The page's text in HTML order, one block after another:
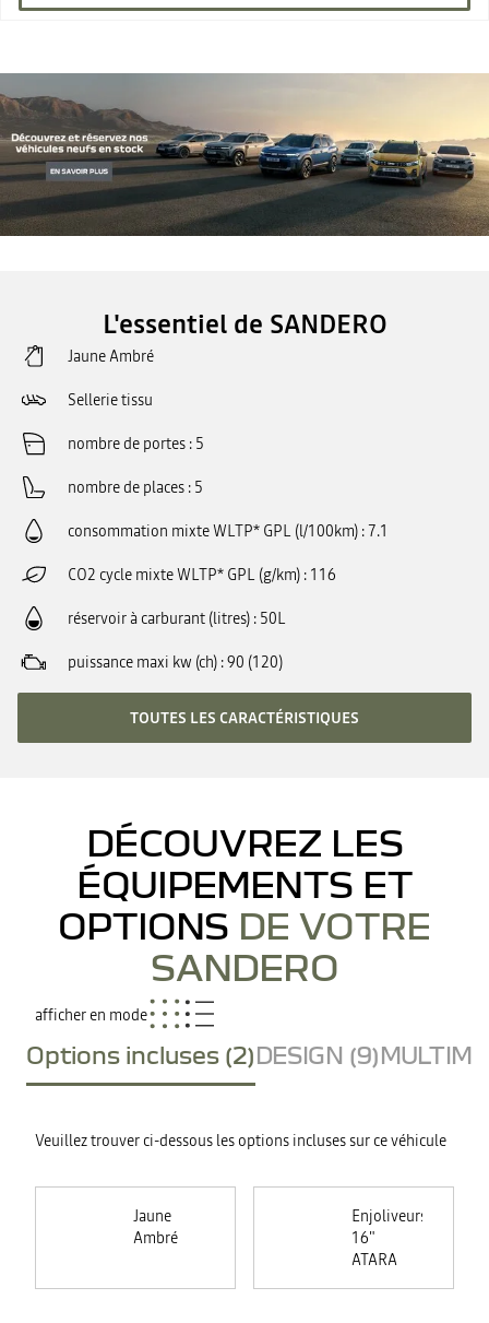
L'essentiel de SANDERO
Jaune Ambré
Sellerie tissu
nombre de portes 5
nombre de places 5
consommation mixte WLTP* GPL (l/100km) 7.1
CO2 cycle mixte WLTP* GPL (g/km) 116
réservoir à carburant (litres) 50L
puissance maxi kw (ch) 90 (120)
TOUTES LES CARACTÉRISTIQUES
DÉCOUVREZ LES
ÉQUIPEMENTS ET
OPTIONS DE VOTRE
SANDERO
afficher en mode
Options incluses (2)DESIGN (9)
Veuillez trouver ci-dessous les options incluses sur ce véhicule
Jaune
Ambré
Enjoliveurs
16"
ATARA